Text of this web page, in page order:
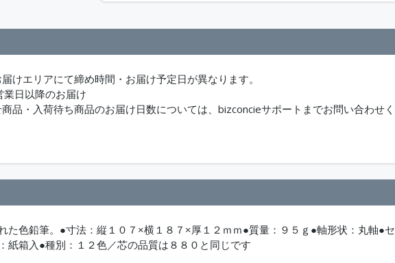
けエリアにて締め時間・お届け予定日が異なります。
日以降のお届け
品・入荷待ち商品のお届け日数については、bizconcieサポートまでお問い合わせく
た色鉛筆。●寸法：縦１０７×横１８７×厚１２ｍｍ●質量：９５ｇ●軸形状：丸軸●セ
紙箱入●種別：１２色／芯の品質は８８０と同じです